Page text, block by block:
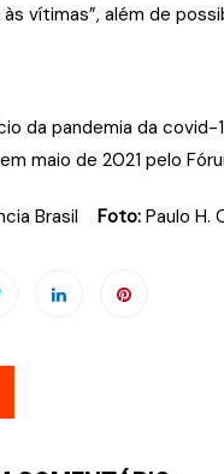
vítimas”, além de
da pandemia da
maio de 2021 pelo
Brasil Foto: Paulo H.